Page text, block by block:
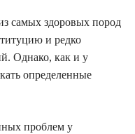
самых здоровых пород
и редко
Однако, как и у
определенные
проблем у